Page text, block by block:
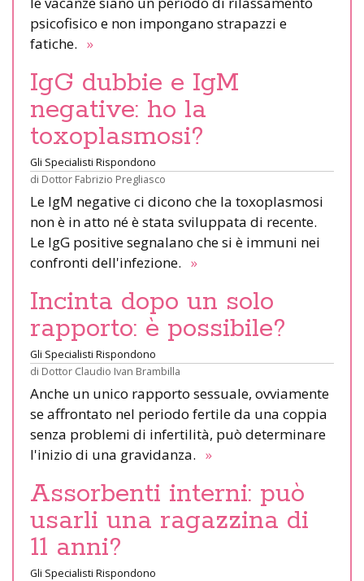
psicofisico e non impongano strapazzi e
fatiche. »
IgG dubbie e IgM
negative: ho la
toxoplasmosi?
Gli Specialisti Rispondono
di Dottor Fabrizio Pregliasco
Le IgM negative ci dicono che la toxoplasmosi
non è in atto né è stata sviluppata di recente.
Le IgG positive segnalano che si è immuni nei
confronti dell'infezione. »
Incinta dopo un solo
rapporto: è possibile?
Gli Specialisti Rispondono
di Dottor Claudio Ivan Brambilla
Anche un unico rapporto sessuale, ovviamente
se affrontato nel periodo fertile da una coppia
senza problemi di infertilità, può determinare
l'inizio di una gravidanza. »
Assorbenti interni: può
usarli una ragazzina di
11 anni?
Gli Specialisti Rispondono